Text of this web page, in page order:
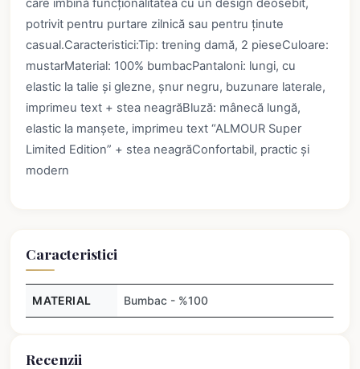
care îmbină funcționalitatea cu un design deosebit,
potrivit pentru purtare zilnică sau pentru ținute
casual.Caracteristici:Tip: trening damă, 2 pieseCuloare:
mustarMaterial: 100% bumbacPantaloni: lungi, cu
elastic la talie și glezne, șnur negru, buzunare laterale,
imprimeu text + stea neagrăBluză: mânecă lungă,
elastic la manșete, imprimeu text “ALMOUR Super
Limited Edition” + stea neagrăConfortabil, practic și
modern
Caracteristici
MATERIAL Bumbac - %100
Recenzii